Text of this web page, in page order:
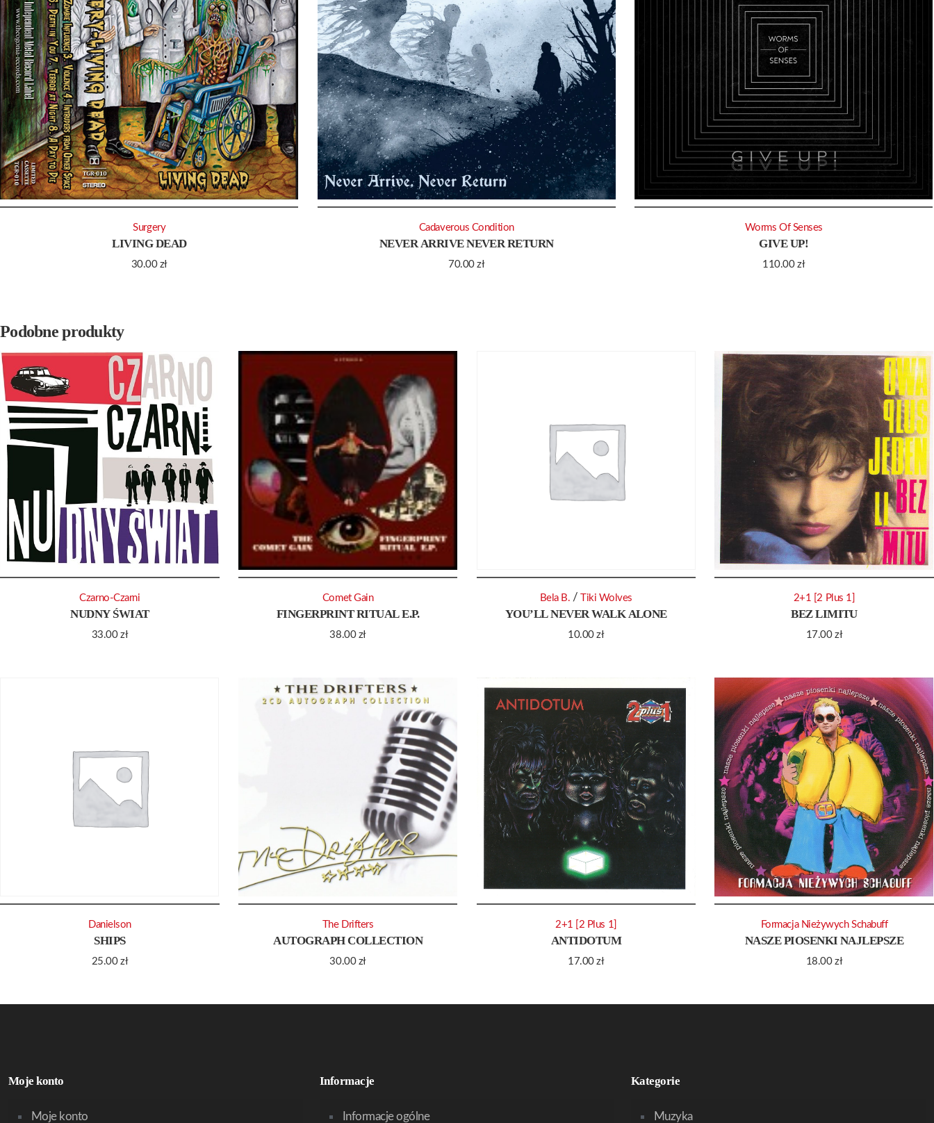
LIVING DEAD
30.00 zł
Surgery
NEVER ARRIVE NEVER RETURN
70.00zł
Cadaverous Condition
GIVE UP!
110.00zł
Worms Of Senses
Podobne produkty
NUDNY ŚWIAT
33.00zł
Czarno-Czarni
FINGERPRINT RITUAL E.P.
38.00 zł
Comet Gain
YOU’LL NEVER WALK ALONE
10.00zł
Bela B. / Tiki Wolves
BEZ LIMITU
17.00zł
2+1 [2 Plus 1]
SHIPS
25.00zł
Danielson
AUTOGRAPH COLLECTION
30.00 zł
The Drifters
ANTIDOTUM
17.00zł
2+1 [2 Plus 1]
NASZE PIOSENKI NAJLEPSZE
18.00zł
Formacja Nieżywych Schabuff
Moje konto
Moje konto
Informacje
Informacje ogólne
Kategorie
Muzyka